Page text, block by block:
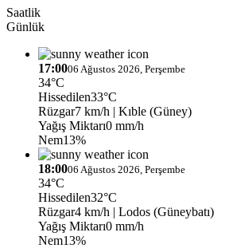
Saatlik
Günlük
17:0006 Ağustos 2026, Perşembe
34°C
Hissedilen33°C
Rüzgar7 km/h | Kıble (Güney)
Yağış Miktarı0 mm/h
Nem13%
18:0006 Ağustos 2026, Perşembe
34°C
Hissedilen32°C
Rüzgar4 km/h | Lodos (Güneybatı)
Yağış Miktarı0 mm/h
Nem13%